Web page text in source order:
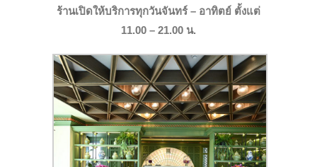
ร้านเปิดให้บริการทุกวันจันทร์ – อาทิตย์ ตั้งแต่
11.00 – 21.00 น.